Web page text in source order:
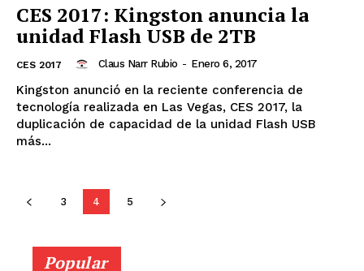
CES 2017: Kingston anuncia la
unidad Flash USB de 2TB
CES 2017 Claus Narr Rubio - Enero 6, 2017
Kingston anunció en la reciente conferencia de
tecnología realizada en Las Vegas, CES 2017, la
duplicación de capacidad de la unidad Flash USB
más...
3 4 5
Popular